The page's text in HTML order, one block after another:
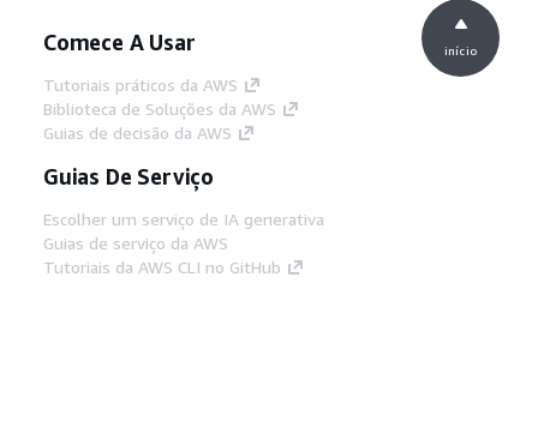
Comece A Usar
Tutoriais práticos da AWS
Biblioteca de Soluções da AWS
Guias de decisão da AWS
Guias De Serviço
Escolher um serviço de IA generativa
Guias de serviço da AWS
Tutoriais da AWS CLI no GitHub
início